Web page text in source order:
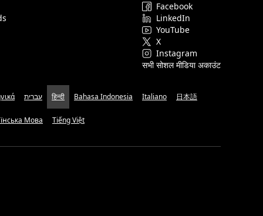
Facebook
LinkedIn
YouTube
X
Instagram
सभी सोशल मीडिया अकाउंट
עברית हिन्दी Bahasa Indonesia Italiano 日本語
Мова Tiếng Việt